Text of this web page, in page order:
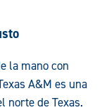
la mano con
A&M es una
norte de Texas.